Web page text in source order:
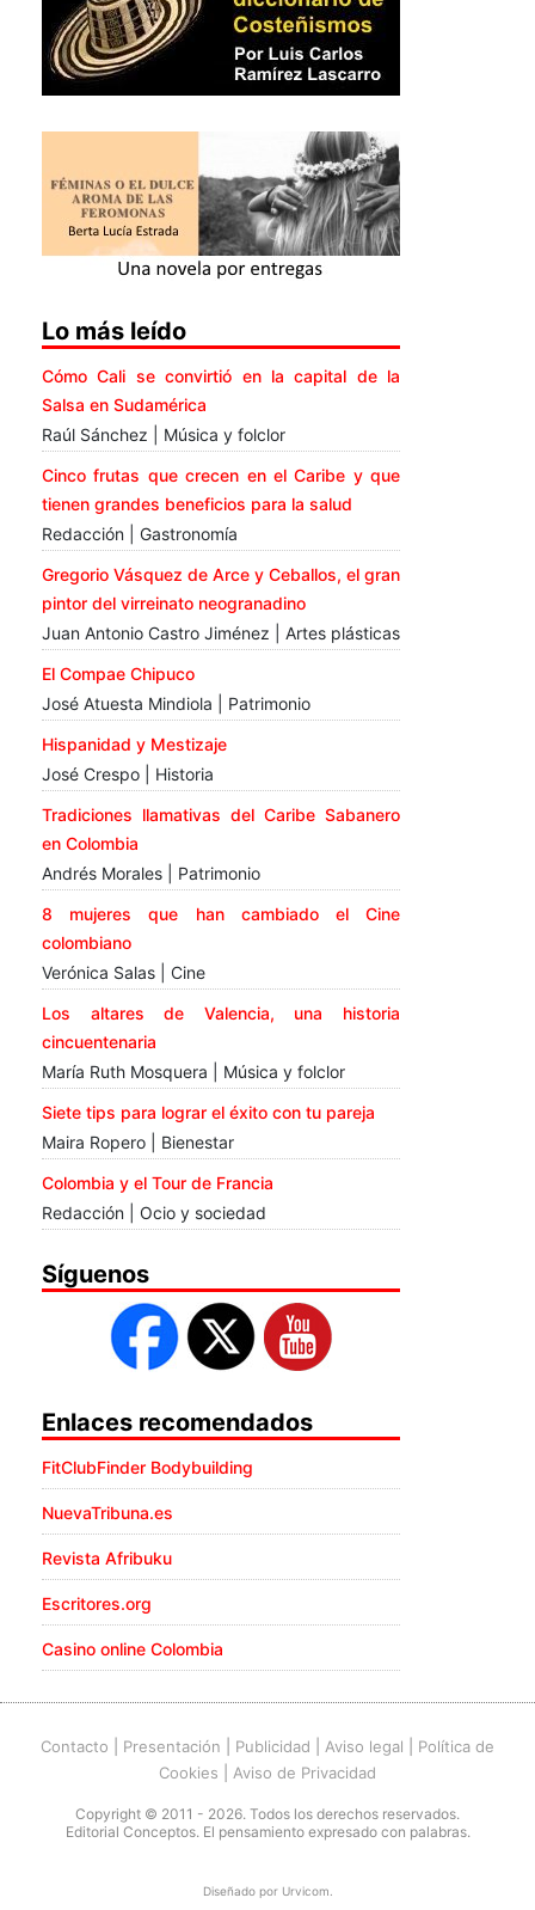
Lo más leído
Cómo Cali se convirtió en la capital de la
Salsa en Sudamérica
Raúl Sánchez | Música y folclor
Cinco frutas que crecen en el Caribe y que
tienen grandes beneficios para la salud
Redacción | Gastronomía
Gregorio Vásquez de Arce y Ceballos, el gran
pintor del virreinato neogranadino
Juan Antonio Castro Jiménez | Artes plásticas
El Compae Chipuco
José Atuesta Mindiola | Patrimonio
Hispanidad y Mestizaje
José Crespo | Historia
Tradiciones llamativas del Caribe Sabanero
en Colombia
Andrés Morales | Patrimonio
8 mujeres que han cambiado el Cine
colombiano
Verónica Salas | Cine
Los altares de Valencia, una historia
cincuentenaria
María Ruth Mosquera | Música y folclor
Siete tips para lograr el éxito con tu pareja
Maira Ropero | Bienestar
Colombia y el Tour de Francia
Redacción | Ocio y sociedad
Síguenos
Enlaces recomendados
FitClubFinder Bodybuilding
NuevaTribuna.es
Revista Afribuku
Escritores.org
Casino online Colombia
Contacto Presentación Publicidad Aviso legal
Política de
Cookies
Aviso de Privacidad
Copyright © 2011 - 2026. Todos los derechos reservados.
Editorial Conceptos. El pensamiento expresado con palabras.
Diseñado por Urvicom